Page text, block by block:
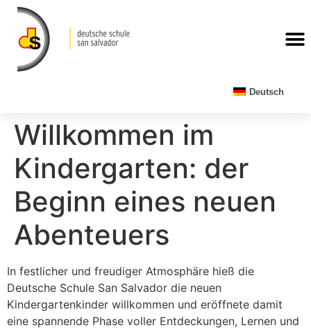
Deutsch
Willkommen im
Kindergarten: der
Beginn eines neuen
Abenteuers
In festlicher und freudiger Atmosphäre hieß die
Deutsche Schule San Salvador die neuen
Kindergartenkinder willkommen und eröffnete damit
eine spannende Phase voller Entdeckungen, Lernen und